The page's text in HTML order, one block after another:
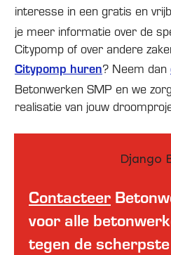
interesse in een gratis en
je meer informatie over de
Citypomp of over andere
Citypomp huren? Neem dan
Betonwerken SMP en we
realisatie van jouw
Contacteer
voor alle
tegen de